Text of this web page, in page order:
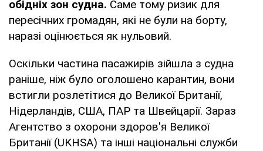
обідніх зон судна. Саме тому ризик для
пересічних громадян, які не були на борту,
наразі оцінюється як нульовий.
Оскільки частина пасажирів зійшла з судна
раніше, ніж було оголошено карантин, вони
встигли розлетітися до Великої Британії,
Нідерландів, США, ПАР та Швейцарії. Зараз
Агентство з охорони здоров'я Великої
Британії (UKHSA) та інші національні служби